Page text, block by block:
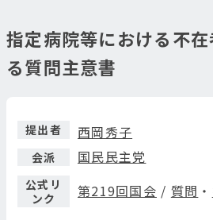
指定病院等における不
る質問主意書
提出者 西岡秀子
会派 国民民主党
公式リ
ンク
第219回国会 / 質問 ・